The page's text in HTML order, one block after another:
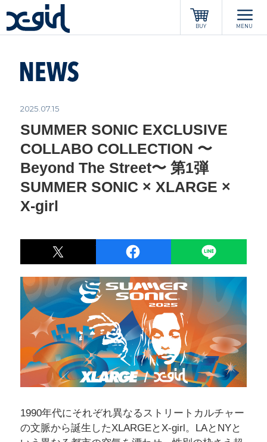
BUY MENU
2025.07.15
SUMMER SONIC EXCLUSIVE
COLLABO COLLECTION 〜
Beyond The Street〜 第1弾
SUMMER SONIC × XLARGE ×
X-girl
1990年代にそれぞれ異なるストリートカルチャー
の文脈から誕生したXLARGEとX-girl。LAとNYと